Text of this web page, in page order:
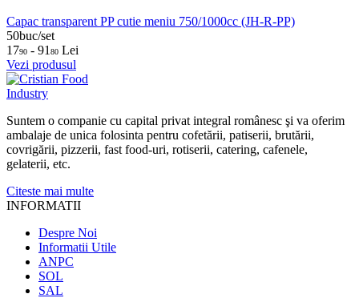
Capac transparent PP cutie meniu 750/1000cc (JH-R-PP)
50buc/set
1790 - 91 80 Lei
Vezi produsul
Suntem o companie cu capital privat integral românesc şi va oferim
ambalaje de unica folosinta pentru cofetării, patiserii, brutării,
covrigării, pizzerii, fast food-uri, rotiserii, catering, cafenele,
gelaterii, etc.
Citeste mai multe
INFORMATII
Despre Noi
Informatii Utile
ANPC
SOL
SAL